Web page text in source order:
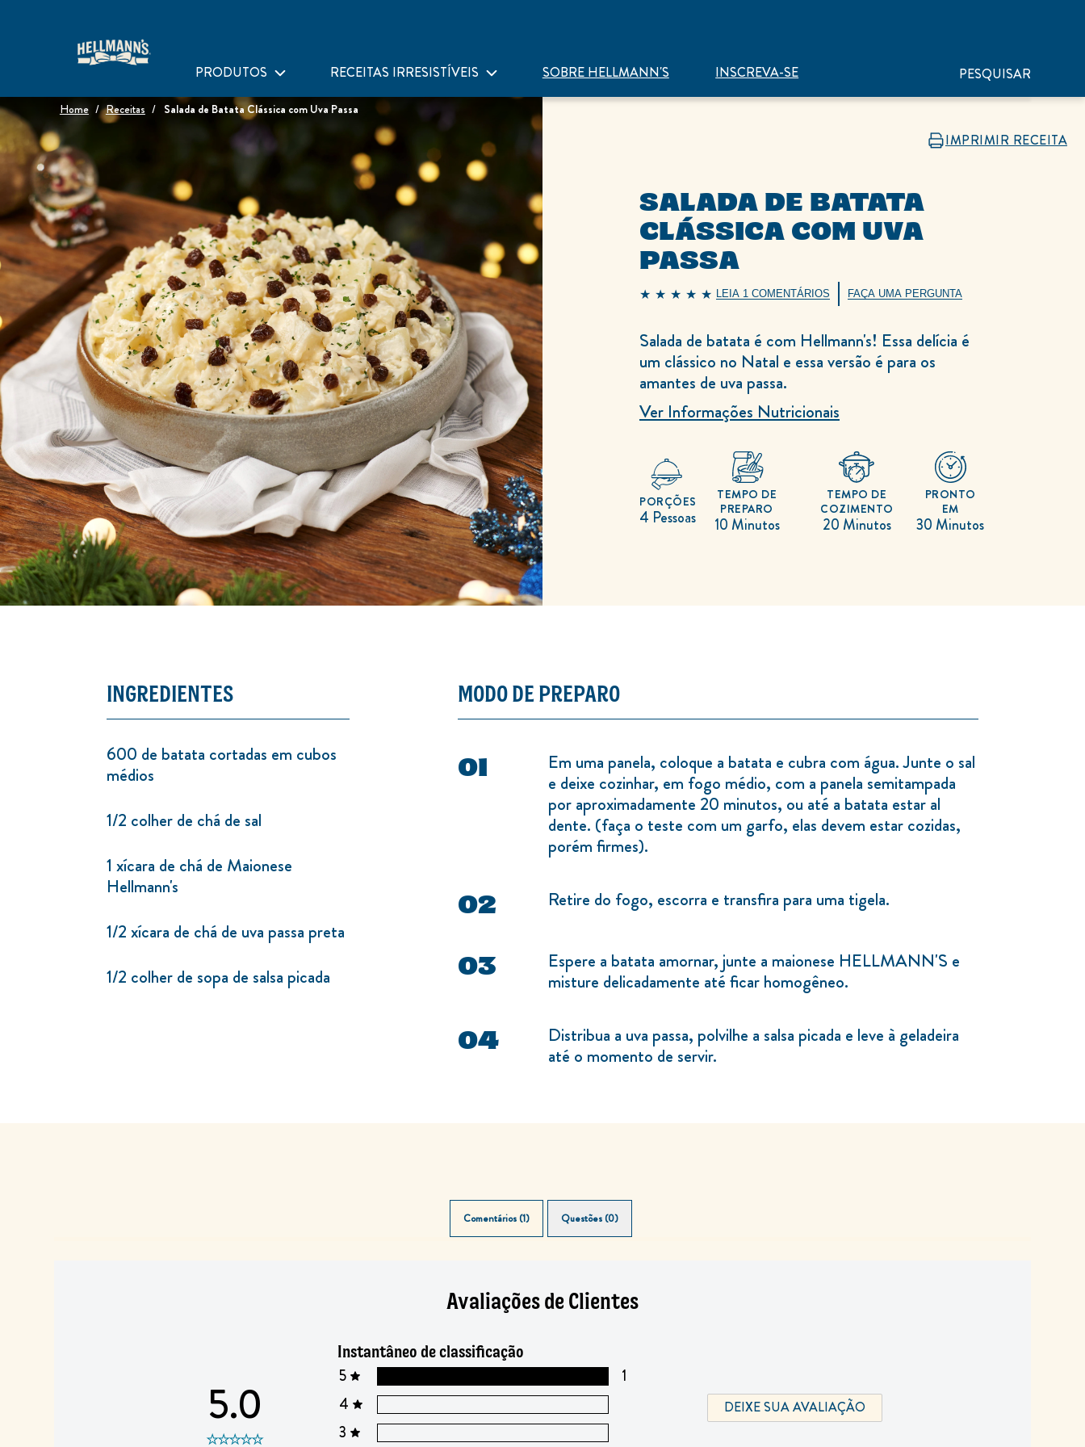
PRODUTOS RECEITAS IRRESISTÍVEIS SOBRE HELLMANN'S INSCREVA-SE PESQUISAR
Home Receitas Salada de Batata Clássica com Uva Passa
IMPRIMIR RECEITA
SALADA DE BATATA
CLÁSSICA COM UVA
PASSA
A
Salada
de
Batata
Clássica
com
Uva
é
5.0
classificações.
LEIA 1 COMENTÁRIOS FAÇA UMA PERGUNTA
Salada de batata é com Hellmann's! Essa delícia é
um clássico no Natal e essa versão é para os
amantes de uva passa.
Ver Informações Nutricionais
4 Pessoas
PORÇÕES
10 Minutos
TEMPO DE
PREPARO
20 Minutos
TEMPO DE
COZIMENTO
30 Minutos
PRONTO
EM
INGREDIENTES
600 de batata cortadas em cubos
médios
1/2 colher de chá de sal
1 xícara de chá de Maionese
Hellmann's
1/2 xícara de chá de uva passa preta
1/2 colher de sopa de salsa picada
MODO DE PREPARO
Em uma panela, coloque a batata e cubra com água. Junte o sal
e deixe cozinhar, em fogo médio, com a panela semitampada
por aproximadamente 20 minutos, ou até a batata estar al
dente. (faça o teste com um garfo, elas devem estar cozidas,
porém firmes).
Retire do fogo, escorra e transfira para uma tigela.
Espere a batata amornar, junte a maionese HELLMANN'S e
misture delicadamente até ficar homogêneo.
Distribua a uva passa, polvilhe a salsa picada e leve à geladeira
até o momento de servir.
Comentários (1) Questões (0)
Avaliações de Clientes
5.0
Instantâneo de classificação
5
1
4
3
DEIXE SUA AVALIAÇÃO